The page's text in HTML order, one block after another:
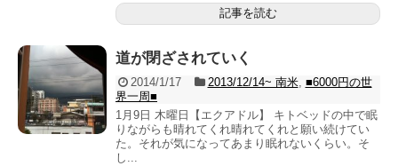
記事を読む
道が閉ざされていく
2014/1/17 2013/12/14~ 南米, ■6000円の世
界一周■
1月9日 木曜日【エクアドル】 キトベッドの中で眠
りながらも晴れてくれ晴れてくれと願い続けてい
た。それが気になってあまり眠れないくらい。そ
し...